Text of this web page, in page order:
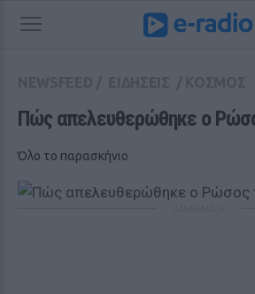
Πώς απελευθερώθηκε ο
Όλο το παρασκήνιο